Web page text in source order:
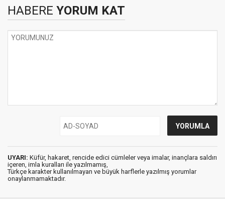
HABERE YORUM KAT
UYARI: Küfür, hakaret, rencide edici cümleler veya imalar, inançlara saldırı
içeren, imla kuralları ile yazılmamış,
Türkçe karakter kullanılmayan ve büyük harflerle yazılmış yorumlar
onaylanmamaktadır.